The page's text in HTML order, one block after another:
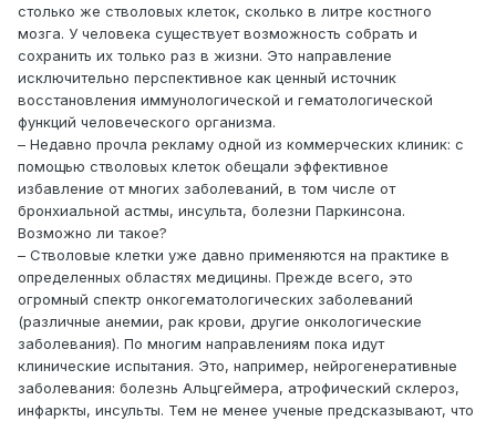
столько же стволовых клеток, сколько в литре костного
мозга. У человека существует возможность собрать и
сохранить их только раз в жизни. Это направление
исключительно перспективное как ценный источник
восстановления иммунологической и гематологической
функций человеческого организма.
– Недавно прочла рекламу одной из коммерческих клиник: с
помощью стволовых клеток обещали эффективное
избавление от многих заболеваний, в том числе от
бронхиальной астмы, инсульта, болезни Паркинсона.
Возможно ли такое?
– Стволовые клетки уже давно применяются на практике в
определенных областях медицины. Прежде всего, это
огромный спектр онкогематологических заболеваний
(различные анемии, рак крови, другие онкологические
заболевания). По многим направлениям пока идут
клинические испытания. Это, например, нейрогенеративные
заболевания: болезнь Альцгеймера, атрофический склероз,
инфаркты, инсульты. Тем не менее ученые предсказывают, что